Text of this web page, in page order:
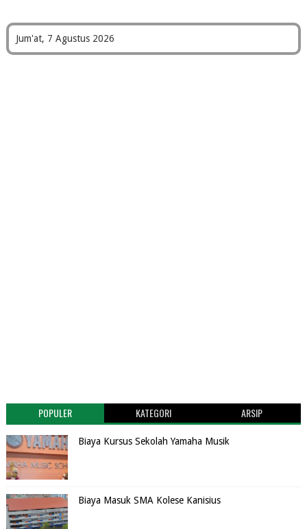
Jum'at, 7 Agustus 2026
POPULER KATEGORI ARSIP
Biaya Kursus Sekolah Yamaha Musik
Biaya Masuk SMA Kolese Kanisius